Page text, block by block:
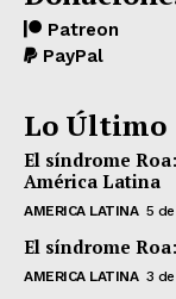
Patreon
PayPal
Lo Último
El síndrome
América Latina
AMERICA LATINA 5
El síndrome
AMERICA LATINA 3